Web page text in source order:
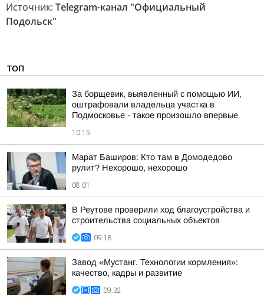
Источник: Telegram-канал "Официальный
Подольск"
ТОП
За борщевик, выявленный с помощью ИИ,
оштрафовали владельца участка в
Подмосковье - такое произошло впервые
10:15
Марат Баширов: Кто там в Домодедово
рулит? Нехорошо, нехорошо
08:01
В Реутове проверили ход благоустройства и
строительства социальных объектов
09:18
Завод «Мустанг. Технологии кормления»:
качество, кадры и развитие
09:32